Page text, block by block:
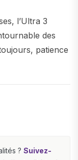
l’Ultra 3
des
patience
? Suivez-